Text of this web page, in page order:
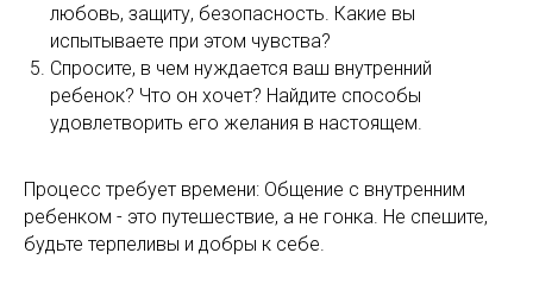
любовь, защиту, безопасность. Какие вы
испытываете при этом чувства?
Спросите, в чем нуждается ваш внутренний
ребенок? Что он хочет? Найдите способы
удовлетворить его желания в настоящем.
Процесс требует времени: Общение с внутренним
ребенком - это путешествие, а не гонка. Не спешите,
будьте терпеливы и добры к себе.